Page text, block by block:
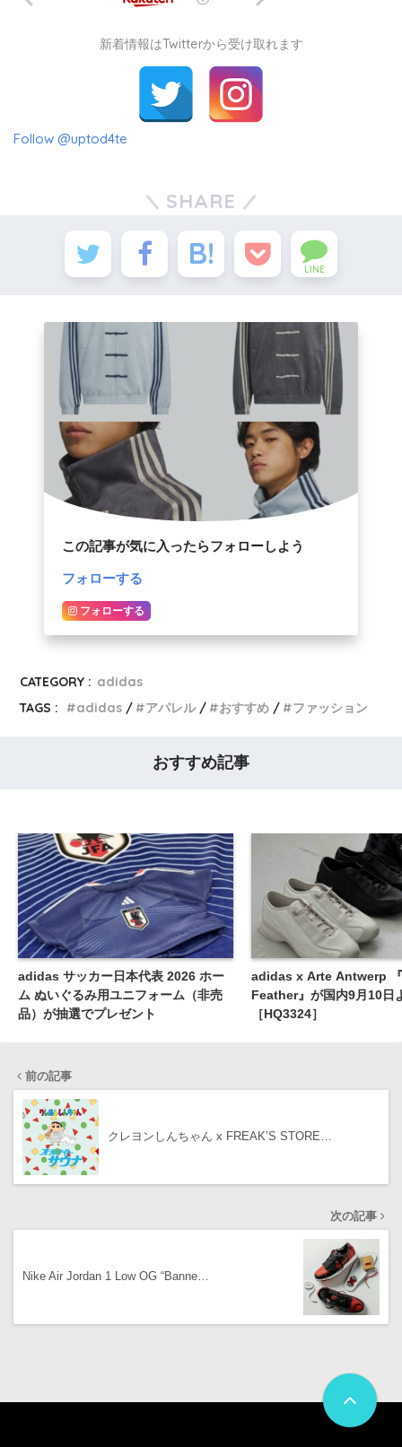
新着情報はTwitterから受け取れます
Follow @uptod4te
SHARE
LINE
この記事が気に入ったらフォローしよう
フォローする
フォローする
CATEGORY : adidas
TAGS :
adidas アパレル おすすめ ファッション
おすすめ記事
adidas サッカー日本代表 2026 ホー
ム ぬいぐるみ用ユニフォーム（非売
品）が抽選でプレゼント
adidas x Arte Antwerp
Feather』が国内9月10日
［HQ3324］
前の記事
クレヨンしんちゃん x FREAK’S STORE…
次の記事
Nike Air Jordan 1 Low OG “Banne…